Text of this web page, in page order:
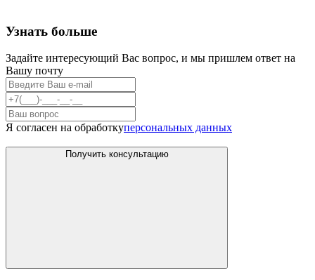
Узнать больше
Задайте интересующий Вас вопрос, и мы пришлем ответ на
Вашу почту
Я согласен на обработкуперсональных данных
Получить консультацию